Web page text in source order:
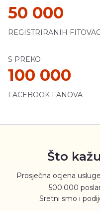
50 000
REGISTRIRANIH
S PREKO
100 000
FACEBOOK FANOVA
Što
Prosječna ocjena usluge
500.000
Sretni smo i